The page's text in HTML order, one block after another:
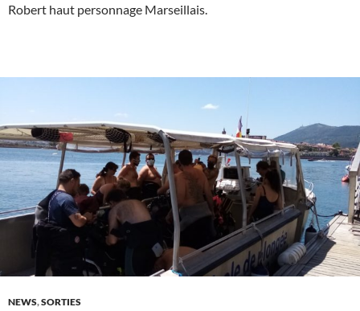
Robert haut personnage Marseillais.
NEWS,SORTIES